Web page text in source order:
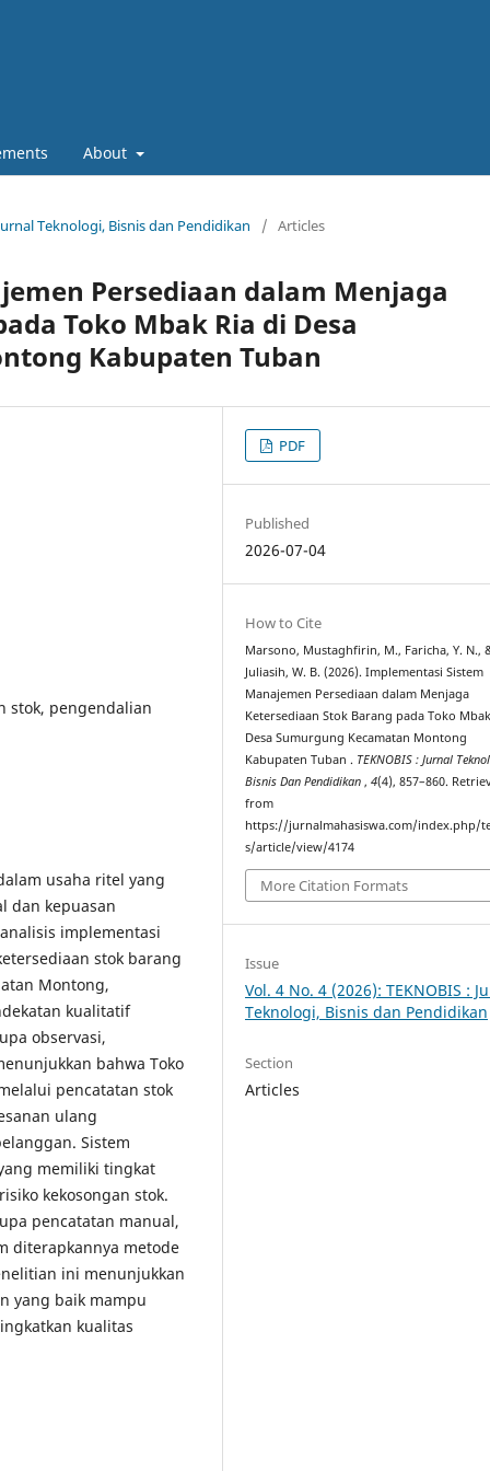
About
Teknologi, Bisnis dan Pendidikan / Articles
Persediaan dalam Menjaga
Toko Mbak Ria di Desa
Kabupaten Tuban
stok, pengendalian
usaha ritel yang
dan kepuasan
implementasi
stok barang
Montong,
kualitatif
observasi,
bahwa Toko
pencatatan stok
ulang
Sistem
memiliki tingkat
kekosongan stok.
pencatatan manual,
diterapkannya metode
ini menunjukkan
yang baik mampu
kualitas
PDF
Published
2026-07-04
How to Cite
Marsono, Mustaghfirin, M., Faricha, Y. N.,
Juliasih, W. B. (2026). Implementasi Sistem
Manajemen Persediaan dalam Menjaga
Ketersediaan Stok Barang pada Toko
Desa Sumurgung Kecamatan Montong
Kabupaten Tuban . TEKNOBIS : Jurnal
Bisnis Dan Pendidikan,4(4), 857–860.
from
https://jurnalmahasiswa.com/index.php/
s/article/view/4174
More Citation Formats
Issue
Vol. 4 No. 4 (2026): TEKNOBIS :
Teknologi, Bisnis dan Pendidikan
Section
Articles